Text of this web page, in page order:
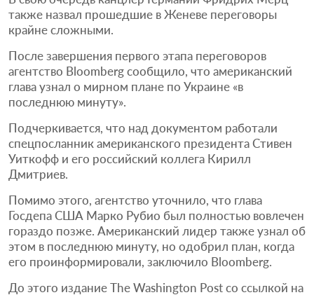
также назвал прошедшие в Женеве переговоры
крайне сложными.
После завершения первого этапа переговоров
агентство Bloomberg сообщило, что американский
глава узнал о мирном плане по Украине «в
последнюю минуту».
Подчеркивается, что над документом работали
спецпосланник американского президента Стивен
Уиткофф и его российский коллега Кирилл
Дмитриев.
Помимо этого, агентство уточнило, что глава
Госдепа США Марко Рубио был полностью вовлечен
гораздо позже. Американский лидер также узнал об
этом в последнюю минуту, но одобрил план, когда
его проинформировали, заключило Bloomberg.
До этого издание The Washington Post со ссылкой на